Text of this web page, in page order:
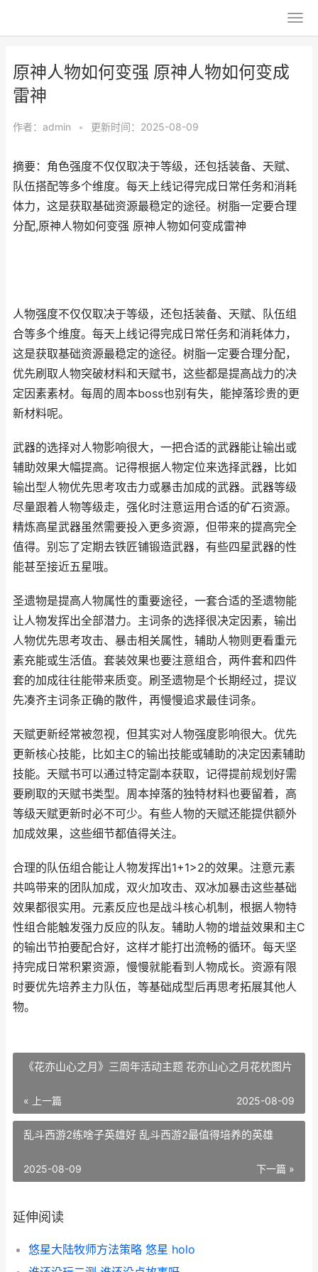
原神人物如何变强 原神人物如何变成
雷神
作者： admin • 更新时间：2025-08-09
摘要：角色强度不仅仅取决于等级，还包括装备、天赋、
队伍搭配等多个维度。每天上线记得完成日常任务和消耗
体力，这是获取基础资源最稳定的途径。树脂一定要合理
分配,原神人物如何变强 原神人物如何变成雷神
人物强度不仅仅取决于等级，还包括装备、天赋、队伍组
合等多个维度。每天上线记得完成日常任务和消耗体力，
这是获取基础资源最稳定的途径。树脂一定要合理分配，
优先刷取人物突破材料和天赋书，这些都是提高战力的决
定因素素材。每周的周本boss也别有失，能掉落珍贵的更
新材料呢。
武器的选择对人物影响很大，一把合适的武器能让输出或
辅助效果大幅提高。记得根据人物定位来选择武器，比如
输出型人物优先思考攻击力或暴击加成的武器。武器等级
尽量跟着人物等级走，强化时注意运用合适的矿石资源。
精炼高星武器虽然需要投入更多资源，但带来的提高完全
值得。别忘了定期去铁匠铺锻造武器，有些四星武器的性
能甚至接近五星哦。
圣遗物是提高人物属性的重要途径，一套合适的圣遗物能
让人物发挥出全部潜力。主词条的选择很决定因素，输出
人物优先思考攻击、暴击相关属性，辅助人物则更看重元
素充能或生活值。套装效果也要注意组合，两件套和四件
套的加成往往能带来质变。刷圣遗物是个长期经过，提议
先凑齐主词条正确的散件，再慢慢追求最佳词条。
天赋更新经常被忽视，但其实对人物强度影响很大。优先
更新核心技能，比如主C的输出技能或辅助的决定因素辅助
技能。天赋书可以通过特定副本获取，记得提前规划好需
要刷取的天赋书类型。周本掉落的独特材料也要留着，高
等级天赋更新时必不可少。有些人物的天赋还能提供额外
加成效果，这些细节都值得关注。
合理的队伍组合能让人物发挥出1+1>2的效果。注意元素
共鸣带来的团队加成，双火加攻击、双冰加暴击这些基础
效果都很实用。元素反应也是战斗核心机制，根据人物特
性组合能触发强力反应的队友。辅助人物的增益效果和主C
的输出节拍要配合好，这样才能打出流畅的循环。每天坚
持完成日常积累资源，慢慢就能看到人物成长。资源有限
时要优先培养主力队伍，等基础成型后再思考拓展其他人
物。
《花亦山心之月》三周年活动主题 花亦山心之月花枕图片
« 上一篇 2025-08-09
乱斗西游2练啥子英雄好 乱斗西游2最值得培养的英雄
下一篇 »
2025-08-09
延伸阅读
悠星大陆牧师方法策略 悠星 holo